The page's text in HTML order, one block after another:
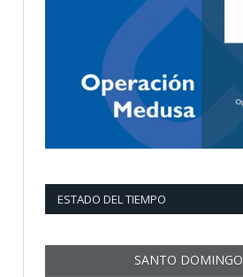
ESTADO DEL TIEMPO
SANTO DOMINGO